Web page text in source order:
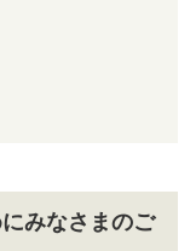
みなさまのご